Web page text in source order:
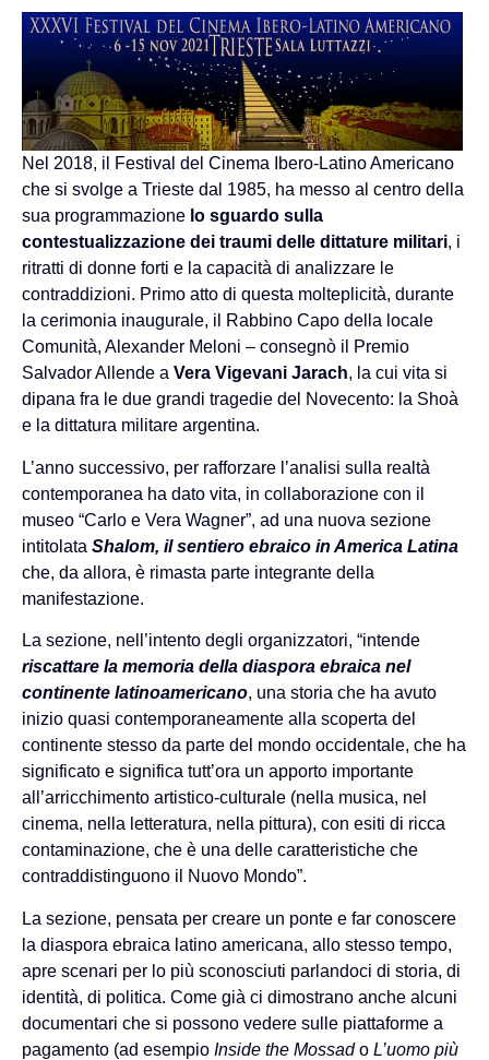
Nel 2018, il Festival del Cinema Ibero-Latino Americano
che si svolge a Trieste dal 1985, ha messo al centro della
sua programmazione lo sguardo sulla
contestualizzazione dei traumi delle dittature militari, i
ritratti di donne forti e la capacità di analizzare le
contraddizioni. Primo atto di questa molteplicità, durante
la cerimonia inaugurale, il Rabbino Capo della locale
Comunità, Alexander Meloni – consegnò il Premio
Salvador Allende a Vera Vigevani Jarach, la cui vita si
dipana fra le due grandi tragedie del Novecento: la Shoà
e la dittatura militare argentina.
L’anno successivo, per rafforzare l’analisi sulla realtà
contemporanea ha dato vita, in collaborazione con il
museo “Carlo e Vera Wagner”, ad una nuova sezione
intitolata Shalom, il sentiero ebraico in America Latina
che, da allora, è rimasta parte integrante della
manifestazione.
La sezione, nell’intento degli organizzatori, “intende
riscattare la memoria della diaspora ebraica nel
continente latinoamericano, una storia che ha avuto
inizio quasi contemporaneamente alla scoperta del
continente stesso da parte del mondo occidentale, che ha
significato e significa tutt’ora un apporto importante
all’arricchimento artistico-culturale (nella musica, nel
cinema, nella letteratura, nella pittura), con esiti di ricca
contaminazione, che è una delle caratteristiche che
contraddistinguono il Nuovo Mondo”.
La sezione, pensata per creare un ponte e far conoscere
la diaspora ebraica latino americana, allo stesso tempo,
apre scenari per lo più sconosciuti parlandoci di storia, di
identità, di politica. Come già ci dimostrano anche alcuni
documentari che si possono vedere sulle piattaforme a
pagamento (ad esempio Inside the Mossado L’uomo più